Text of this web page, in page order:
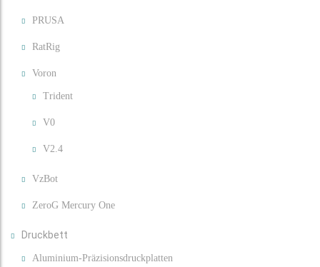
PRUSA
RatRig
Voron
Trident
V0
V2.4
VzBot
ZeroG Mercury One
Druckbett
Aluminium-Präzisionsdruckplatten